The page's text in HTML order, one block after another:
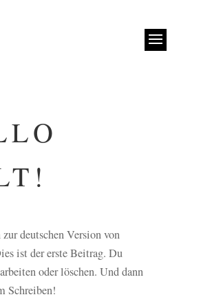
deutschen Version von
ist der erste Beitrag. Du
oder löschen. Und dann
Schreiben!